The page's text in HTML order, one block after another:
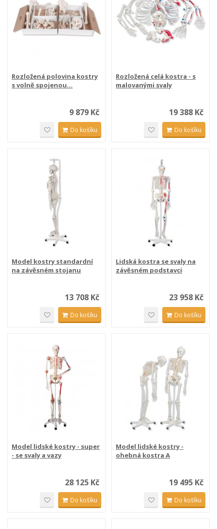
Rozložená polovina kostry
s volně spojenou...
9 879 Kč
Do košíku
Rozložená celá kostra - s
malovanými svaly
19 388 Kč
Do košíku
Model kostry standardní
na závěsném stojanu
13 708 Kč
Do košíku
Lidská kostra se svaly na
závěsném podstavci
23 958 Kč
Do košíku
Model lidské kostry - super
- se svaly a vazy
28 125 Kč
Do košíku
Model lidské kostry -
ohebná kostra A
19 495 Kč
Do košíku